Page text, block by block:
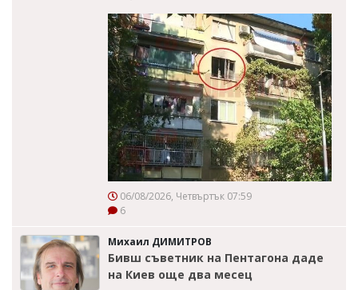
06/08/2026, Четвъртък 07:59
6
Михаил ДИМИТРОВ
Бивш съветник на Пентагона даде
на Киев още два месец